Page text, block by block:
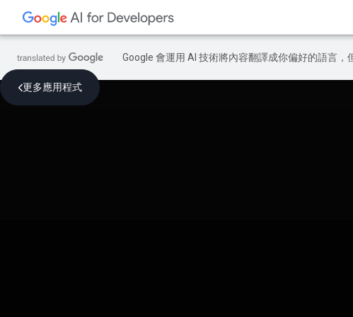
Google 會運用 AI 技術將內容翻譯成你偏好的語言，
更多應用程式